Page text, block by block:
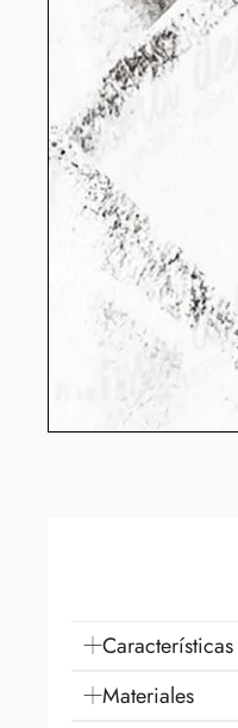
Características
Materiales